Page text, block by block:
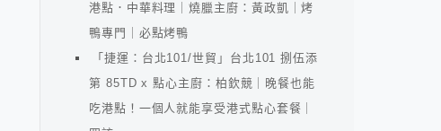
港點．中華料理｜燒臘主廚：黃政凱｜烤
鴨專門｜必點烤鴨
「捷運：台北101/世貿」台北101 捌伍添
第 85TD x 點心主廚：柏欽競｜晚餐也能
吃港點！一個人就能享受港式點心套餐｜